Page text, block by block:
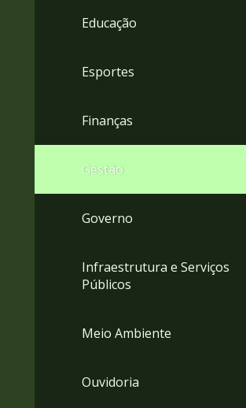
Educação
Esportes
Finanças
Gestão
Governo
Infraestrutura e Serviços
Públicos
Meio Ambiente
Ouvidoria